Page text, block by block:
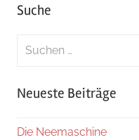
Suche
Suchen
Neueste Beiträge
Die Neemaschine